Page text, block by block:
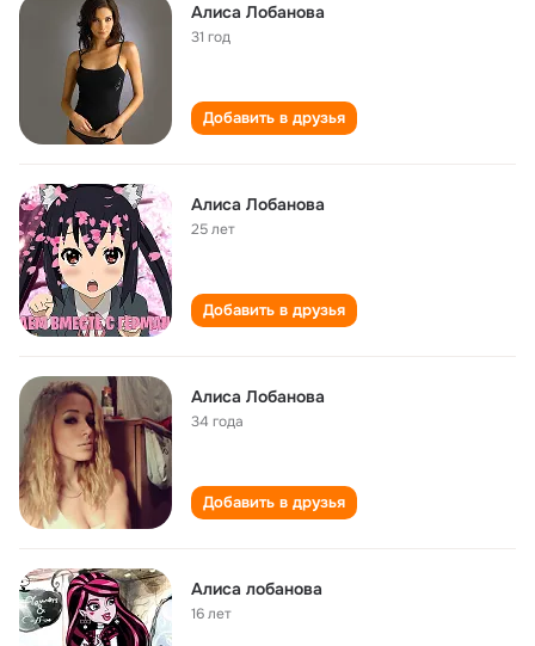
Алиса Лобанова
31 год
Добавить в друзья
Алиса Лобанова
25 лет
Добавить в друзья
Алиса Лобанова
34 года
Добавить в друзья
Алиса лобанова
16 лет